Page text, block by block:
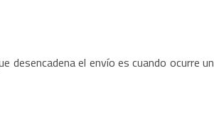
desencadena el envío es cuando ocurre un